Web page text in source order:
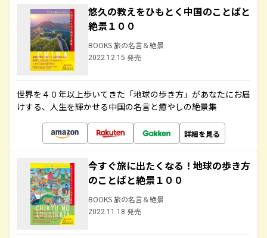
悠久の教えをひもとく中国のことばと
絶景１００
BOOKS 旅の名言＆絶景
2022.12.15 発売
世界を４０年以上歩いてきた「地球の歩き方」があなたにお届
けする、人生を輝かせる中国の名言と癒やしの絶景集
詳細を見る
今すぐ旅に出たくなる！地球の歩き方
のことばと絶景１００
BOOKS 旅の名言＆絶景
2022.11.18 発売